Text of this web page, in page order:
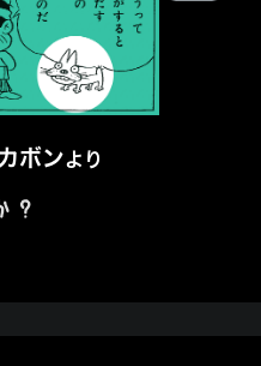
ボンより
？